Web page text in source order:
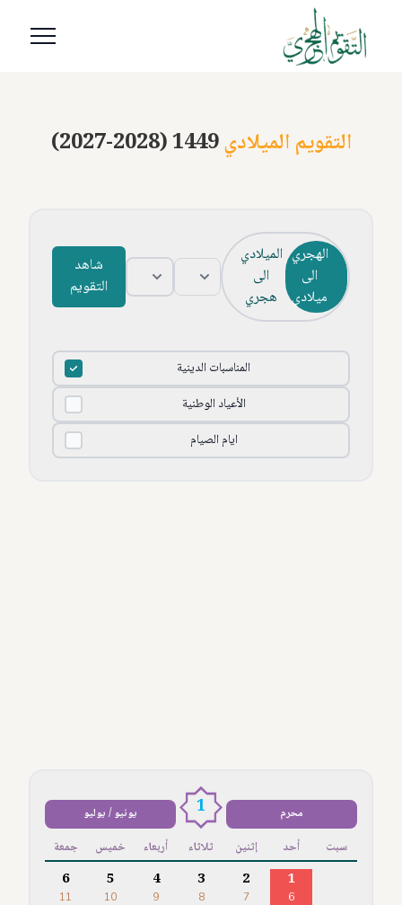
(2027-2028) 1449التقويم الميلادي
شاهد
التقويم
الميلادي
الى
هجري
الهجري
الى
ميلادي
المناسبات الدينية
الأعياد الوطنية
ايام الصيام
محرم 1 يونيو / يوليو
سبت أحد إثنين ثلاثاء أربعاء خميس جمعة
1
6
2
7
3
8
4
9
5
10
6
11